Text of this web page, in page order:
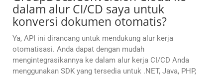
dalam alur CI/CD saya untuk
konversi dokumen otomatis?
Ya, API ini dirancang untuk mendukung alur kerja
otomatisasi. Anda dapat dengan mudah
mengintegrasikannya ke dalam alur kerja CI/CD Anda
menggunakan SDK yang tersedia untuk .NET, Java, PHP,